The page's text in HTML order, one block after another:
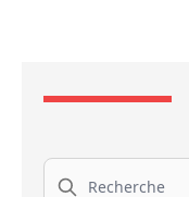
Recherche